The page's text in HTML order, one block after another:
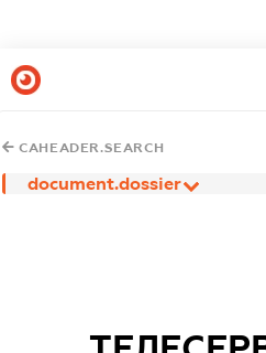
CAHEADER.SEARCH
document.dossier